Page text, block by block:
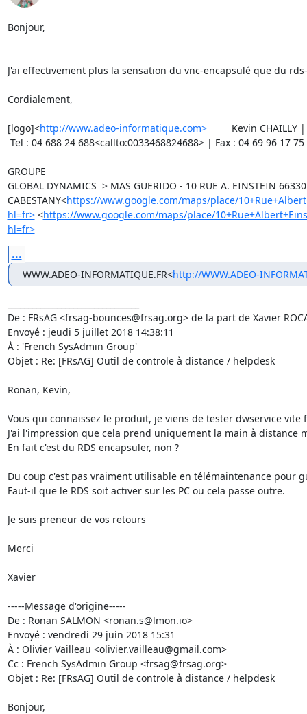
Bonjour,
J'ai effectivement plus la sensation du vnc-encapsulé que du
Cordialement,
[logo]<http://www.adeo-informatique.com>
Kevin
GROUPE
GLOBAL DYNAMICS  > MAS GUERIDO - 10 RUE A. EINSTEIN 66330
CABESTANY<https://www.google.com/maps/place/
hl=fr> <https://www.google.com/maps/place/
hl=fr>
...
WWW.ADEO-INFORMATIQUE.FR<http://WWW.ADEO-
De : FRsAG <frsag-bounces@frsag.org> de la part de Xavier
Envoyé : jeudi 5 juillet 2018 14:38:11
À : 'French SysAdmin Group'
Objet : Re: [FRsAG] Outil de controle à distance / helpdesk
Ronan, Kevin,
Vous qui connaissez le produit, je viens de tester dwservice vite
J'ai l'impression que cela prend uniquement la main à distance
En fait c'est du RDS encapsuler, non ?
Du coup c'est pas vraiment utilisable en télémaintenance pour
Faut-il que le RDS soit activer sur les PC ou cela passe outre.
Je suis preneur de vos retours
Merci
Xavier
-----Message d'origine-----
De : Ronan SALMON <ronan.s@lmon.io>
Envoyé : vendredi 29 juin 2018 15:31
À : Olivier Vailleau <olivier.vailleau@gmail.com>
Cc : French SysAdmin Group <frsag@frsag.org>
Objet : Re: [FRsAG] Outil de controle à distance / helpdesk
Bonjour,